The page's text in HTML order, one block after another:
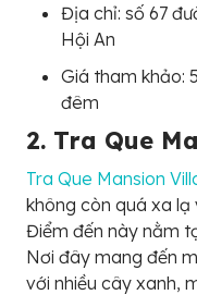
Địa chỉ: số 67
Hội An
Giá tham khảo:
đêm
2. Tra Que
Tra Que Mansion
không còn quá xa lạ
Điểm đến này nằm
Nơi đây mang đến
với nhiều cây xanh,